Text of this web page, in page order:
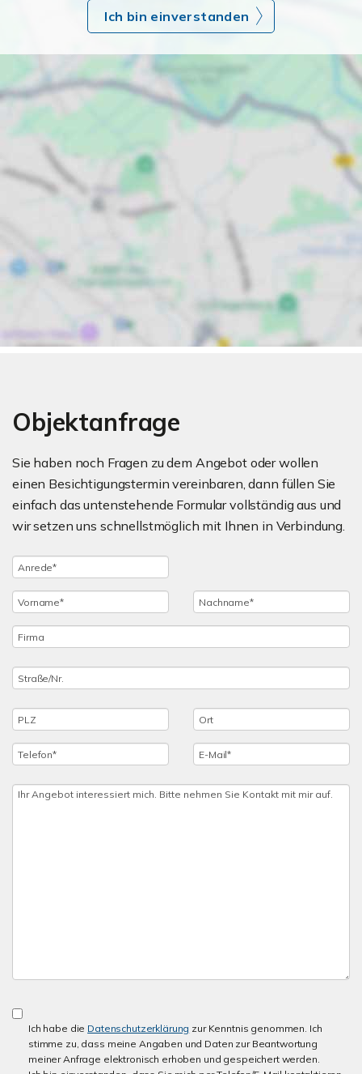
Ich bin einverstanden
Objektanfrage
Sie haben noch Fragen zu dem Angebot oder wollen
einen Besichtigungstermin vereinbaren, dann füllen Sie
einfach das untenstehende Formular vollständig aus und
wir setzen uns schnellstmöglich mit Ihnen in Verbindung.
Ich habe die Datenschutzerklärung zur Kenntnis genommen. Ich
stimme zu, dass meine Angaben und Daten zur Beantwortung
meiner Anfrage elektronisch erhoben und gespeichert werden.